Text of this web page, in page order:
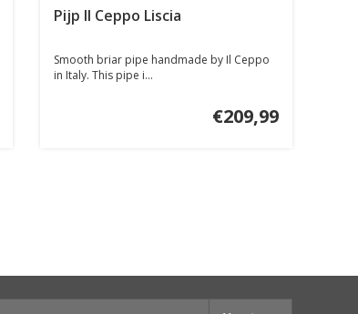
Pijp Il Ceppo Liscia
Smooth briar pipe handmade by Il Ceppo
in Italy. This pipe i...
€209,99